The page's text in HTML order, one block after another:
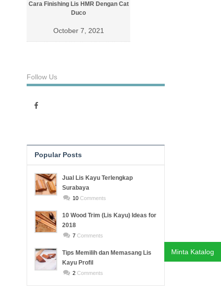
Cara Finishing Lis HMR Dengan Cat
Duco
October 7, 2021
Follow Us
Popular Posts
Recent PostsJual Lis Kayu Terlengkap
Surabaya
10Comments
10 Wood Trim (Lis Kayu) Ideas for
2018
7Comments
Tips Memilih dan Memasang Lis
Kayu Profil
2Comments
Minta Katalog